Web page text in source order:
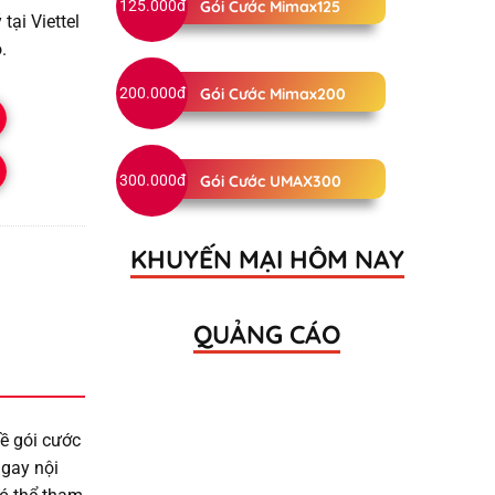
tại Viettel
gói cước
nội
125.000đ Gói Cước Mimax125
200.000đ Gói Cước Mimax200
300.000đ Gói Cước UMAX300
KHUYẾN MẠI HÔM NAY
QUẢNG CÁO